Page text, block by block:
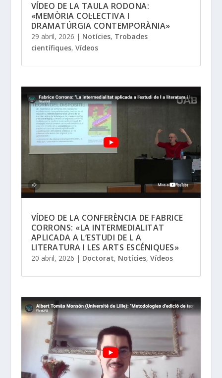
VÍDEO DE LA TAULA RODONA:
«MEMÒRIA COL·LECTIVA I
DRAMATÚRGIA CONTEMPORÀNIA»
29 abril, 2026 | Notícies, Trobades
científiques, Vídeos
VÍDEO DE LA CONFERÈNCIA DE FABRICE
CORRONS: «LA INTERMEDIALITAT
APLICADA A L’ESTUDI DE L A
LITERATURA I LES ARTS ESCÉNIQUES»
20 abril, 2026 | Doctorat, Notícies, Vídeos